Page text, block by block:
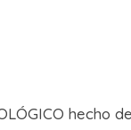
hecho